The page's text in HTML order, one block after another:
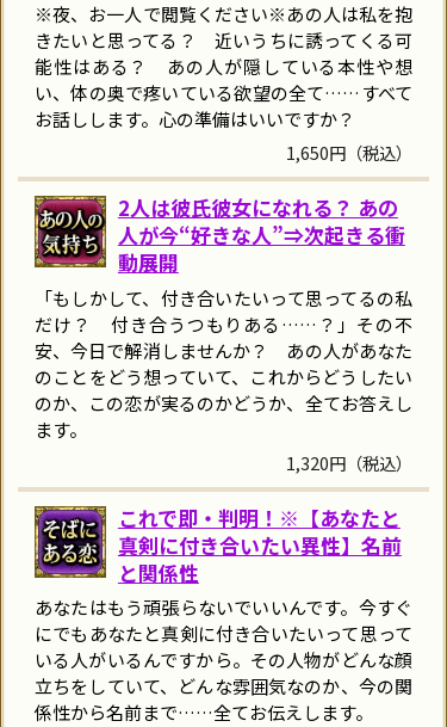
※夜、お一人で閲覧ください※あの人は私を抱
きたいと思ってる？ 近いうちに誘ってくる可
能性はある？ あの人が隠している本性や想
い、体の奥で疼いている欲望の全て……すべて
お話しします。心の準備はいいですか？
1,650円（税込）
2人は彼氏彼女になれる？ あの
人が今“好きな人”⇒次起きる衝
動展開
「もしかして、付き合いたいって思ってるの私
だけ？ 付き合うつもりある……？」その不
安、今日で解消しませんか？ あの人があなた
のことをどう想っていて、これからどうしたい
のか、この恋が実るのかどうか、全てお答えし
ます。
1,320円（税込）
これで即・判明！※【あなたと
真剣に付き合いたい異性】名前
と関係性
あなたはもう頑張らないでいいんです。今すぐ
にでもあなたと真剣に付き合いたいって思って
いる人がいるんですから。その人物がどんな顔
立ちをしていて、どんな雰囲気なのか、今の関
係性から名前まで……全てお伝えします。